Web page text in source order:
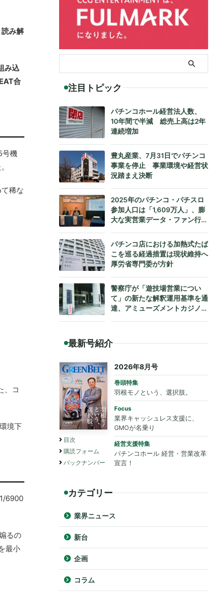
み解
み込
合
号機
稀な
、コ
境下
6900
るの
最小
注目トピック
パチンコホール経営法人数、
10年間で半減 総売上高は2年
連続増加
豊丸産業、7月31日でパチンコ
事業を停止 事業環境や経営状
況踏まえ決断
2025年のパチンコ・パチスロ
参加人口は「1,609万人」、膨
大な実営業データ・ファン行動
公式発表
パチンコ店における加熱式たば
こを巡る経過措置は現状維持へ
厚労省専門委が方針
警察庁が「遊技場営業につい
て」の新たな解釈運用基準を通
達、アミューズメントカジノへ
最新号紹介
目次
購読フォーム
バックナンバー
2026年8月号
巻頭特集
羽根モノという、選択肢。
Focus
業界キャッシュレス支援に、
GMOが名乗り
経営支援特集
パチンコホール 経営・営業改革
宣言！
カテゴリー
業界ニュース
新台
企画
コラム